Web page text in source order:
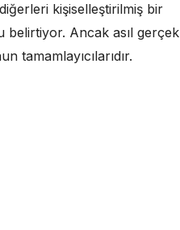
kişiselleştirilmiş bir
belirtiyor. Ancak asıl gerçek
tamamlayıcılarıdır.